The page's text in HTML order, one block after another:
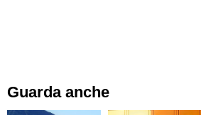
Guarda anche